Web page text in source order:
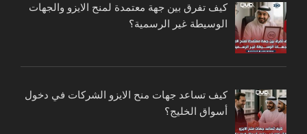
كيف تفرق بين جهة معتمدة لمنح الايزو والجهات
الوسيطة غير الرسمية؟
كيف تساعد جهات منح الايزو الشركات في دخول
أسواق الخليج؟